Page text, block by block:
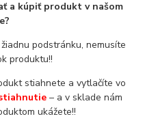
a kúpiť produkt v našom
podstránku, nemusíte
produktu!!
stiahnete a vytlačíte vo
– a v sklade nám
ukážete!!